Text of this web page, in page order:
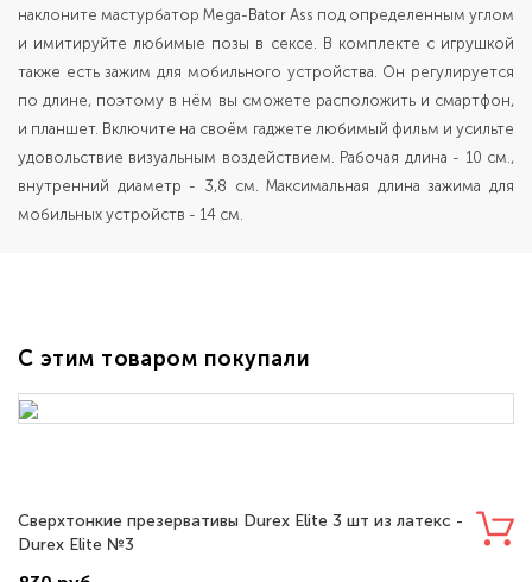
наклоните мастурбатор Mega-Bator Ass под определенным углом
и имитируйте любимые позы в сексе. В комплекте с игрушкой
также есть зажим для мобильного устройства. Он регулируется
по длине, поэтому в нём вы сможете расположить и смартфон,
и планшет. Включите на своём гаджете любимый фильм и усильте
удовольствие визуальным воздействием. Рабочая длина - 10 см.,
внутренний диаметр - 3,8 см. Максимальная длина зажима для
мобильных устройств - 14 см.
С этим товаром покупали
Сверхтонкие презервативы Durex Elite 3 шт из латекс -
Durex Elite №3